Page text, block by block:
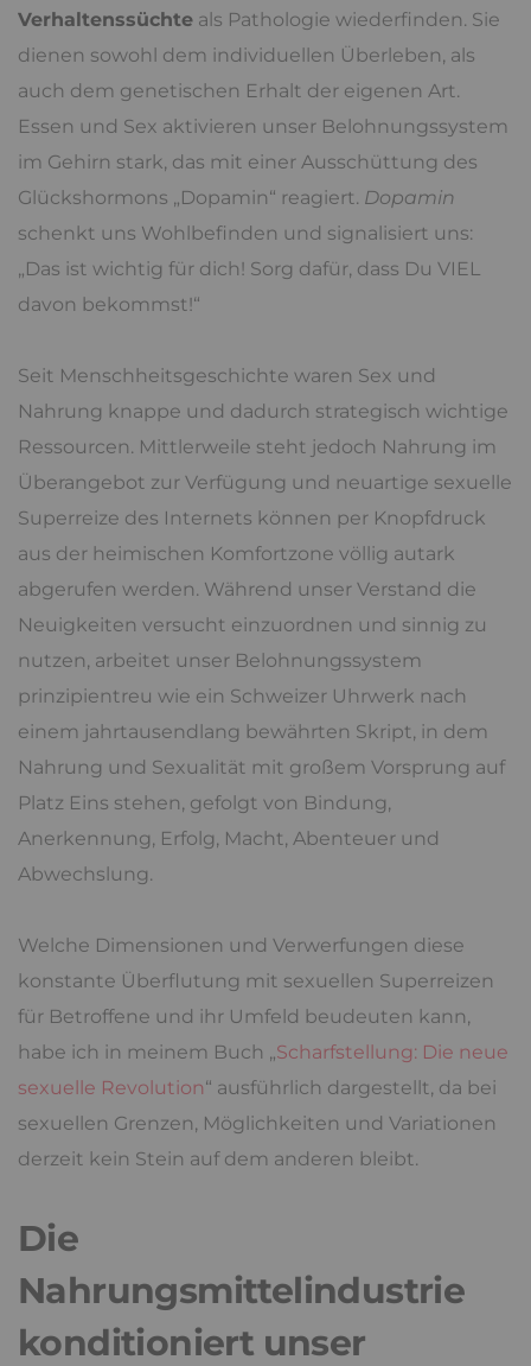
Verhaltenssüchte als Pathologie wiederfinden. Sie
dienen sowohl dem individuellen Überleben, als
auch dem genetischen Erhalt der eigenen Art.
Essen und Sex aktivieren unser Belohnungssystem
im Gehirn stark, das mit einer Ausschüttung des
Glückshormons „Dopamin“ reagiert. Dopamin
schenkt uns Wohlbefinden und signalisiert uns:
„Das ist wichtig für dich! Sorg dafür, dass Du VIEL
davon bekommst!“
Seit Menschheitsgeschichte waren Sex und
Nahrung knappe und dadurch strategisch wichtige
Ressourcen. Mittlerweile steht jedoch Nahrung im
Überangebot zur Verfügung und neuartige sexuelle
Superreize des Internets können per Knopfdruck
aus der heimischen Komfortzone völlig autark
abgerufen werden. Während unser Verstand die
Neuigkeiten versucht einzuordnen und sinnig zu
nutzen, arbeitet unser Belohnungssystem
prinzipientreu wie ein Schweizer Uhrwerk nach
einem jahrtausendlang bewährten Skript, in dem
Nahrung und Sexualität mit großem Vorsprung auf
Platz Eins stehen, gefolgt von Bindung,
Anerkennung, Erfolg, Macht, Abenteuer und
Abwechslung.
Welche Dimensionen und Verwerfungen diese
konstante Überflutung mit sexuellen Superreizen
für Betroffene und ihr Umfeld beudeuten kann,
habe ich in meinem Buch „Scharfstellung: Die neue
sexuelle Revolution“ ausführlich dargestellt, da bei
sexuellen Grenzen, Möglichkeiten und Variationen
derzeit kein Stein auf dem anderen bleibt.
Die
Nahrungsmittelindustrie
konditioniert unser